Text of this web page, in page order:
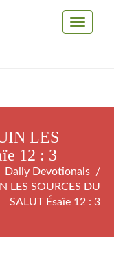
Toggle
LES
12 : 3
Daily Devotionals
LES SOURCES DU
SALUT Ésaïe 12 : 3